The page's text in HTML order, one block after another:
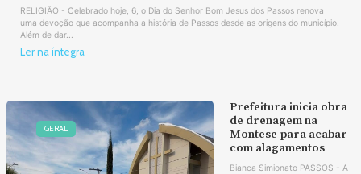
RELIGIÃO - Celebrado hoje, 6, o Dia do Senhor Bom Jesus dos Passos renova
uma devoção que acompanha a história de Passos desde as origens do município.
Além de dar...
Ler na íntegra
GERAL
Prefeitura inicia obra
de drenagem na
Montese para acabar
com alagamentos
Bianca Simionato PASSOS - A